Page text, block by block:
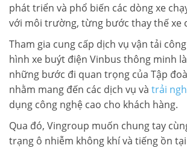
phát triển và phổ biến các dòng xe
với môi trường, từng bước thay thế xe
Tham gia cung cấp dịch vụ vận tải
hình xe buýt điện Vinbus thông minh
những bước đi quan trọng của Tập
nhằm mang đến các dịch vụ và trải
dụng công nghệ cao cho khách hàng.
Qua đó, Vingroup muốn chung tay
trạng ô nhiễm không khí và tiếng ồn